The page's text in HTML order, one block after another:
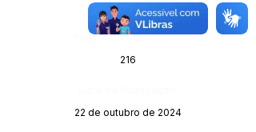
13888
Página da Publicação:
216
22 de outubro de 2024